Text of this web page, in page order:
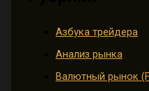
Азбука трейдера
Анализ рынка
Валютный рынок